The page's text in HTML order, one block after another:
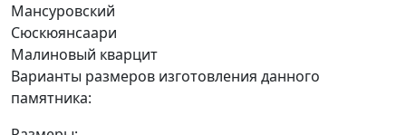
Мансуровский
Сюскюянсаари
Малиновый кварцит
Варианты размеров изготовления данного
памятника: